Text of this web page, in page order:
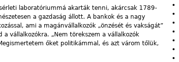
laboratóriummá akarták tenni, akárcsak 1789-
a gazdaság állott. A bankok és a nagy
ami a magánvállalkozók „önzését és vakságát”
vállalkozókra. „Nem törekszem a vállalkozók
őket politikámmal, és azt várom tőlük,